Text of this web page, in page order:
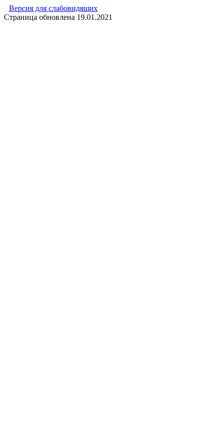
Версия для слабовидящих
Страница обновлена 19.01.2021